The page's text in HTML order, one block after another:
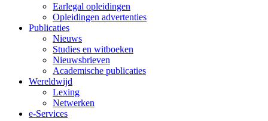
Earlegal opleidingen
Opleidingen advertenties
Publicaties
Nieuws
Studies en witboeken
Nieuwsbrieven
Academische publicaties
Wereldwijd
Lexing
Netwerken
e-Services